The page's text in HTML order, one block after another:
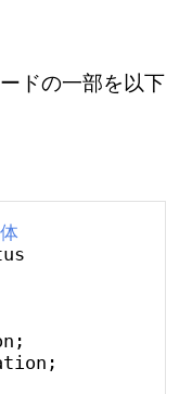
ドの一部を以下